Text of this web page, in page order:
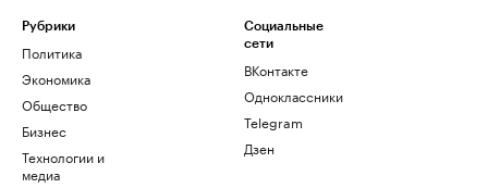
Рубрики
Политика
Экономика
Общество
Бизнес
Технологии и
медиа
Социальные
сети
ВКонтакте
Одноклассники
Telegram
Дзен